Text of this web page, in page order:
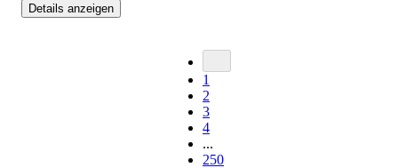
Details anzeigen
1
2
3
4
...
250